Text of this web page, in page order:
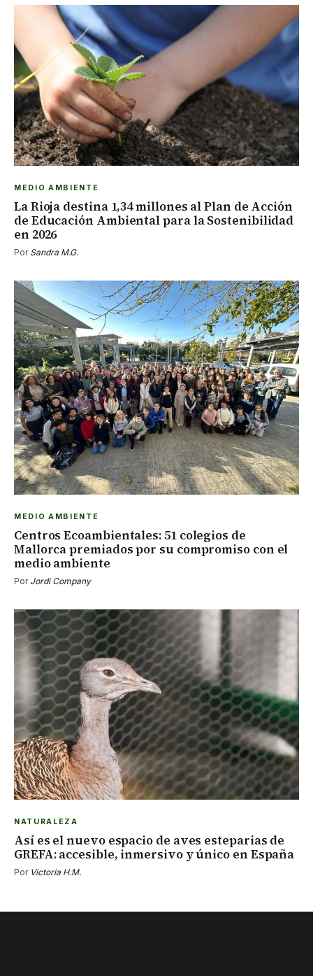
MEDIO AMBIENTE
La Rioja destina 1,34 millones al Plan de Acción
de Educación Ambiental para la Sostenibilidad
en 2026
Por Sandra M.G.
MEDIO AMBIENTE
Centros Ecoambientales: 51 colegios de
Mallorca premiados por su compromiso con el
medio ambiente
Por Jordi Company
NATURALEZA
Así es el nuevo espacio de aves esteparias de
GREFA: accesible, inmersivo y único en España
Por Victoria H.M.